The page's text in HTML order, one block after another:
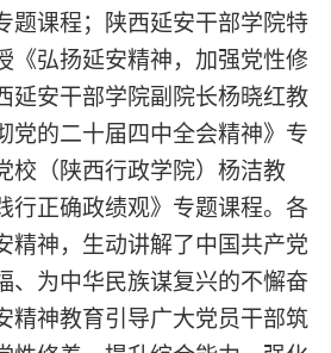
题课程；陕西延安干部学院特
《弘扬延安精神，加强党性修
延安干部学院副院长杨晓红教
党的二十届四中全会精神》专
校（陕西行政学院）杨洁教
行正确政绩观》专题课程。各
精神，生动讲解了中国共产党
、为中华民族谋复兴的不懈奋
精神教育引导广大党员干部筑